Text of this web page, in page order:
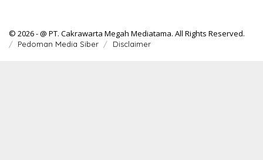
© 2026 - @ PT. Cakrawarta Megah Mediatama. All Rights Reserved.
Pedoman Media Siber Disclaimer